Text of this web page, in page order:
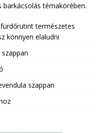
témakörében.
természetes
könnyen elaludni
szappan